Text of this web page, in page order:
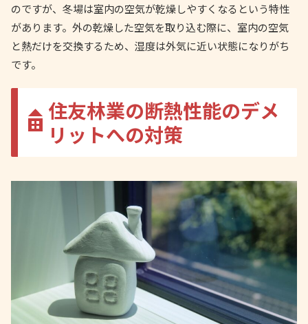
のですが、冬場は室内の空気が乾燥しやすくなるという特性
があります。外の乾燥した空気を取り込む際に、室内の空気
と熱だけを交換するため、湿度は外気に近い状態になりがち
です。
住友林業の断熱性能のデメ
リットへの対策